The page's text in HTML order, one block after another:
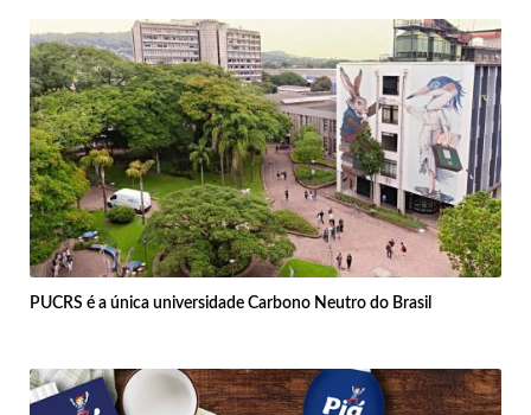
PUCRS é a única universidade Carbono Neutro do Brasil